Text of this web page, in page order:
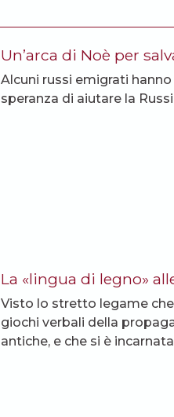
Un’arca di Noè per
Alcuni russi emigrati
speranza di aiutare la
La «lingua di legno»
Visto lo stretto legame
giochi verbali della
antiche, e che si è